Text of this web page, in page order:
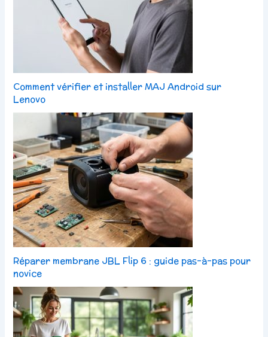
Comment vérifier et installer MAJ Android sur
Lenovo
Réparer membrane JBL Flip 6 : guide pas-à-pas pour
novice